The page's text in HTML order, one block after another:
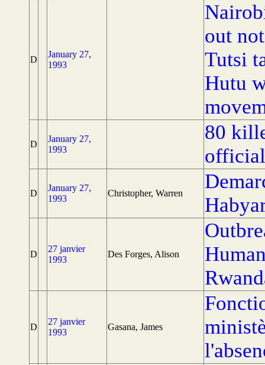
D
January 27,
1993
out
Tutsi
Hutu
D
January 27,
1993
80
official
D
January 27,
1993
Christopher, Warren
D
27 janvier
1993
Des Forges, Alison
D
27 janvier
1993
Gasana, James